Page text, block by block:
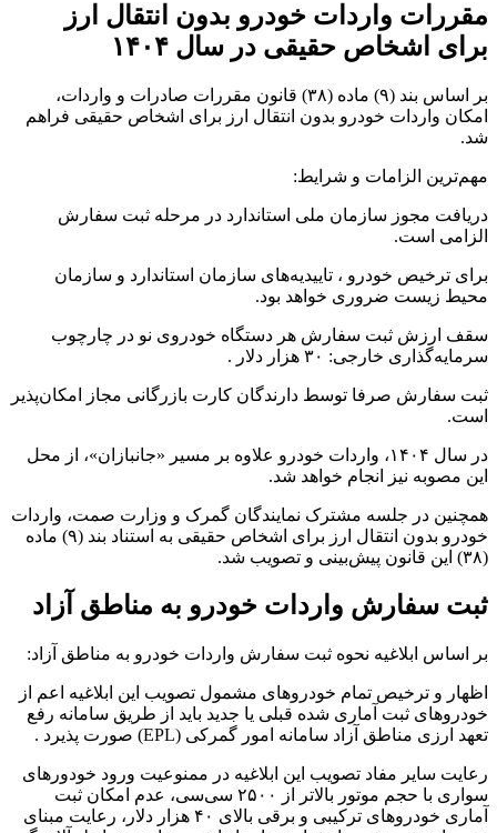
مقررات واردات خودرو بدون انتقال ارز
برای اشخاص حقیقی در سال ۱۴۰۴
بر اساس بند (۹) ماده (۳۸) قانون مقررات صادرات و واردات،
امکان واردات خودرو بدون انتقال ارز برای اشخاص حقیقی فراهم
شد.
مهم‌ترین الزامات و شرایط:
دریافت مجوز سازمان ملی استاندارد در مرحله ثبت سفارش
الزامی است.
برای ترخیص خودرو ، تاییدیه‌های سازمان استاندارد و سازمان
محیط زیست ضروری خواهد بود.
سقف ارزش ثبت سفارش هر دستگاه خودروی نو در چارچوب
سرمایه‌گذاری خارجی: ۳۰ هزار دلار .
ثبت سفارش صرفا توسط دارندگان کارت بازرگانی مجاز امکان‌پذیر
است.
در سال ۱۴۰۴، واردات خودرو علاوه بر مسیر «جانبازان»، از محل
این مصوبه نیز انجام خواهد شد.
همچنین در جلسه مشترک نمایندگان گمرک و وزارت صمت، واردات
خودرو بدون انتقال ارز برای اشخاص حقیقی به استناد بند (۹) ماده
(۳۸) این قانون پیش‌بینی و تصویب شد.
ثبت سفارش واردات خودرو به مناطق آزاد
بر اساس ابلاغیه نحوه ثبت سفارش واردات خودرو به مناطق آزاد:
اظهار و ترخیص تمام خودروهای مشمول تصویب این ابلاغیه اعم از
خودروهای ثبت آماری شده قبلی یا جدید باید از طریق سامانه رفع
تعهد ارزی مناطق آزاد سامانه امور گمرکی (EPL) صورت پذیرد .
رعایت سایر مفاد تصویب این ابلاغیه در ممنوعیت ورود خودورهای
سواری با حجم موتور بالاتر از ۲۵۰۰ سی‌سی، عدم امکان ثبت
آماری خودروهای ترکیبی و برقی بالای ۴۰ هزار دلار، رعایت مبنای